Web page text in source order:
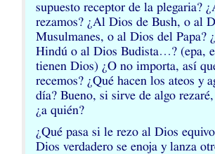
supuesto receptor de la plegaria?
rezamos? ¿Al Dios de Bush, o al
Musulmanes, o al Dios del Papa?
Hindú o al Dios Budista…? (epa,
tienen Dios) ¿O no importa, así
recemos? ¿Qué hacen los ateos y
día? Bueno, si sirve de algo
¿a quién?
¿Qué pasa si le rezo al Dios
Dios verdadero se enoja y lanza